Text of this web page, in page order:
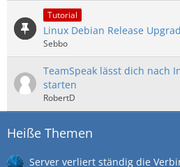
Tutorial
Linux Debian Release
Sebbo
TeamSpeak lässt dich nach
starten
RobertD
Heiße Themen
Server verliert ständig die